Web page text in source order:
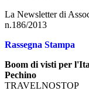
La Newsletter di
n.186/2013
Rassegna Stampa
Boom di visti per
Pechino
TRAVELNOSTOP